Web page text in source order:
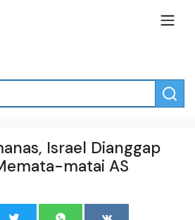
Israel Dianggap
matai AS